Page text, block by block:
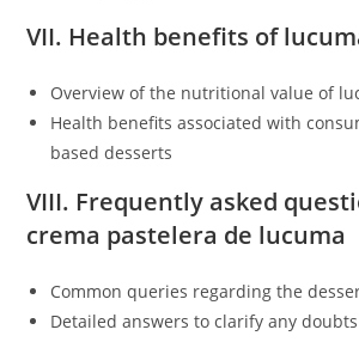
VII. Health benefits of
Overview of the nutritional value of
Health benefits associated with
based desserts
VIII. Frequently asked
crema pastelera de lucuma
Common queries regarding the
Detailed answers to clarify any doubts